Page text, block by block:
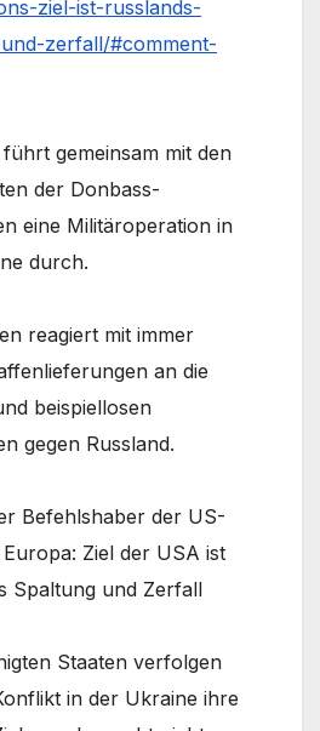
ziel-ist-russlands-
zerfall/#comment-
führt gemeinsam mit den
der Donbass-
eine Militäroperation in
durch.
reagiert mit immer
an die
beispiellosen
gegen Russland.
Befehlshaber der US-
Ziel der USA ist
Spaltung und Zerfall
Staaten verfolgen
in der Ukraine ihre